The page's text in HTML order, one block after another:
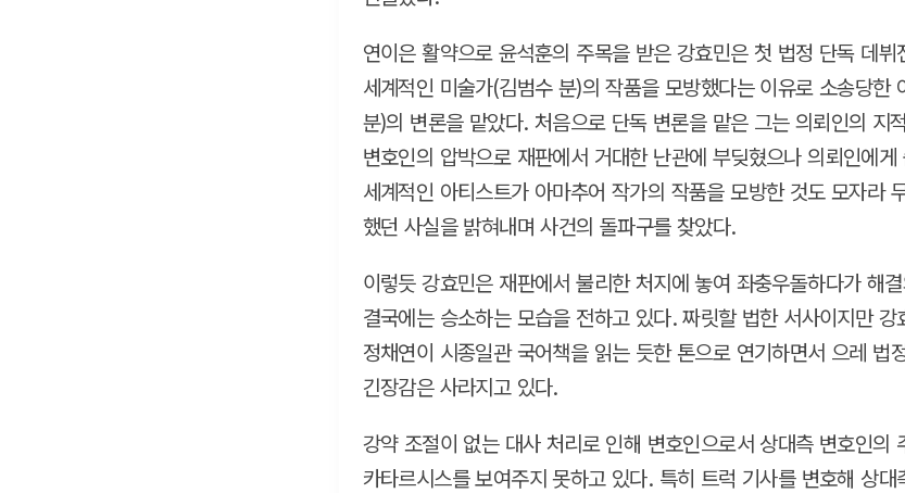
연이은 활약으로 윤석훈의 주목을 받은 강효민은 첫 법정 단독 데뷔
세계적인 미술가(김범수 분)의 작품을 모방했다는 이유로 소송당한
분)의 변론을 맡았다. 처음으로 단독 변론을 맡은 그는 의뢰인의 지
변호인의 압박으로 재판에서 거대한 난관에 부딪혔으나 의뢰인에게
세계적인 아티스트가 아마추어 작가의 작품을 모방한 것도 모자라
했던 사실을 밝혀내며 사건의 돌파구를 찾았다.
이렇듯 강효민은 재판에서 불리한 처지에 놓여 좌충우돌하다가 해
결국에는 승소하는 모습을 전하고 있다. 짜릿할 법한 서사이지만 강
정채연이 시종일관 국어책을 읽는 듯한 톤으로 연기하면서 으레 법
긴장감은 사라지고 있다.
강약 조절이 없는 대사 처리로 인해 변호인으로서 상대측 변호인의
카타르시스를 보여주지 못하고 있다. 특히 트럭 기사를 변호해 상대